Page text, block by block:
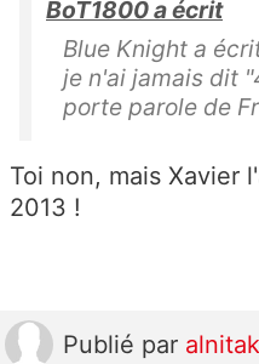
BoT1800 a écrit
Blue Knight a
je n'ai jamais dit
porte parole de
Toi non, mais Xavier
2013 !
Publié par alnitak